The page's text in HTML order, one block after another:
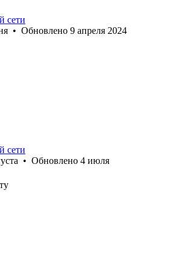
сети
• Обновлено 9 апреля 2024
сети
• Обновлено 4 июля